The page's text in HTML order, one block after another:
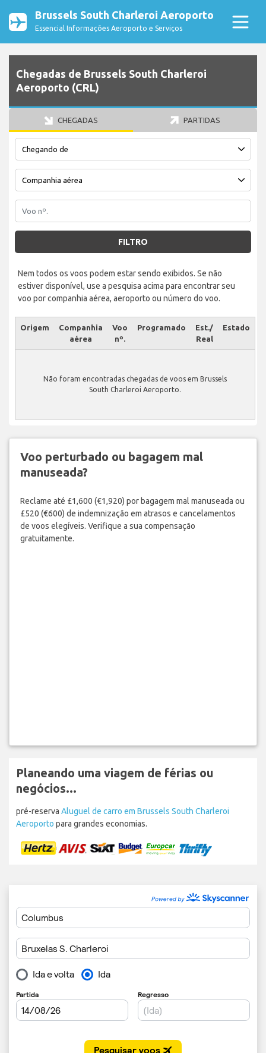
Brussels South Charleroi Aeroporto
Essencial Informações Aeroporto e Serviços
Chegadas de Brussels South Charleroi
Aeroporto (CRL)
CHEGADAS PARTIDAS
FILTRO
Nem todos os voos podem estar sendo exibidos. Se não
estiver disponível, use a pesquisa acima para encontrar seu
voo por companhia aérea, aeroporto ou número do voo.
Origem
Companhia
aérea
Voo
nº.
Programado
Est./
Real
Estado
Não foram encontradas chegadas de voos em Brussels
South Charleroi Aeroporto.
Voo perturbado ou bagagem mal
manuseada?
Reclame até £1,600 (€1,920) por bagagem mal manuseada ou
£520 (€600) de indemnização em atrasos e cancelamentos
de voos elegíveis. Verifique a sua compensação
gratuitamente.
Planeando uma viagem de férias ou
negócios...
pré-reserva Aluguel de carro em Brussels South Charleroi
Aeroporto para grandes economias.